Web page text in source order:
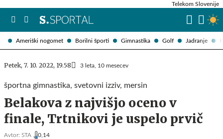
Ameriški nogomet Borilni športi Gimnastika Golf Jadranje
Telekom Slovenije
Petek, 7. 10. 2022, 19.58 3 leta, 10 mesecev
športna gimnastika, svetovni izziv, mersin
Belakova z najvišjo oceno v
finale, Trtnikovi je uspelo prvič
Avtor: STA , 0,14